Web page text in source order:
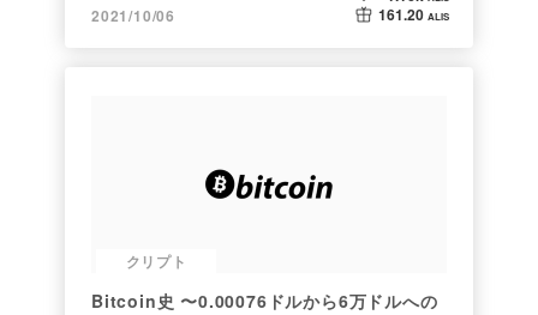
2021/10/06
161.20 ALIS
クリプト
Bitcoin史 〜0.00076ドルから6万ドルへの